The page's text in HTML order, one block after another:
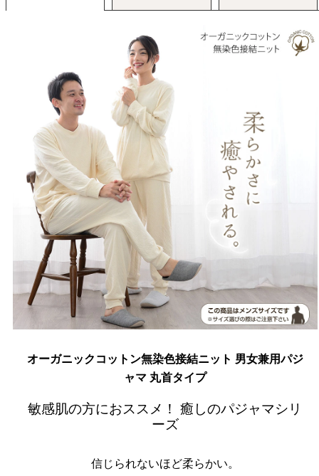
オーガニックコットン無染色接結ニット 男女兼用パジ
ャマ 丸首タイプ
敏感肌の方におススメ！ 癒しのパジャマシリ
ーズ
信じられないほど柔らかい。